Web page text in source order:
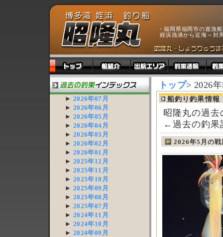
・福岡県福岡市の遊漁
姪浜漁港から近海～対
► 2026年07月
► 2026年06月
► 2026年05月
► 2026年04月
► 2026年03月
► 2026年02月
► 2026年01月
► 2025年12月
► 2025年11月
► 2025年10月
► 2025年09月
► 2025年08月
► 2025年07月
► 2024年11月
► 2024年10月
► 2024年09月
トップ> 2026
船釣り釣果情報
昭隆丸の過
←過去の釣果
2026年5月の戦